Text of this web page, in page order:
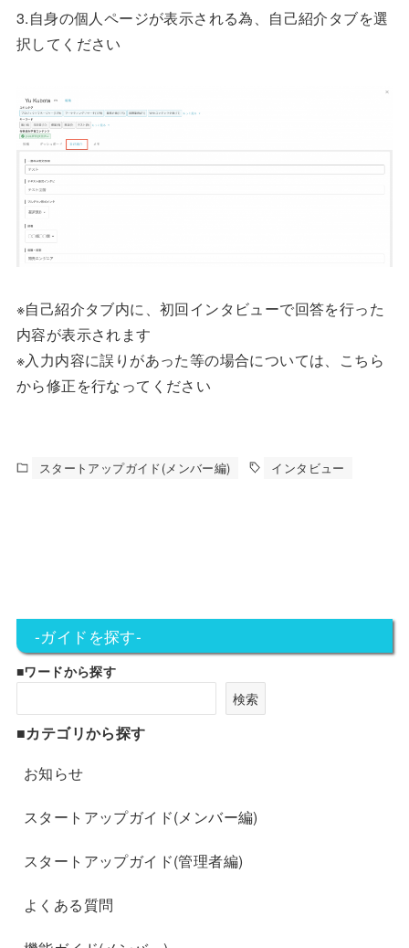
3.自身の個人ページが表示される為、自己紹介タブを選
択してください
※自己紹介タブ内に、初回インタビューで回答を行った
内容が表示されます
※入力内容に誤りがあった等の場合については、こちら
から修正を行なってください
スタートアップガイド(メンバー編) インタビュー
-ガイドを探す-
■ワードから探す
検索
■カテゴリから探す
お知らせ
スタートアップガイド(メンバー編)
スタートアップガイド(管理者編)
よくある質問